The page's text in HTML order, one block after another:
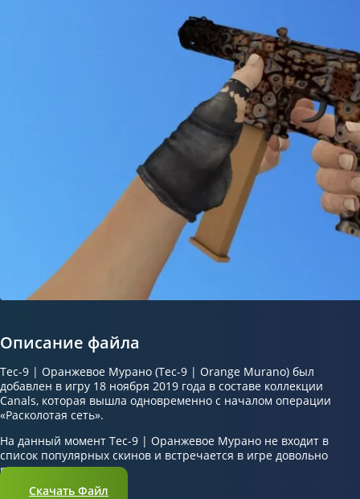
Описание файла
Tec-9 | Оранжевое Мурано (Tec-9 | Orange Murano) был
добавлен в игру 18 ноября 2019 года в составе коллекции
Canals, которая вышла одновременно с началом операции
«Расколотая сеть».
На данный момент Tec-9 | Оранжевое Мурано не входит в
список популярных скинов и встречается в игре довольно
редко.
Скачать Файл